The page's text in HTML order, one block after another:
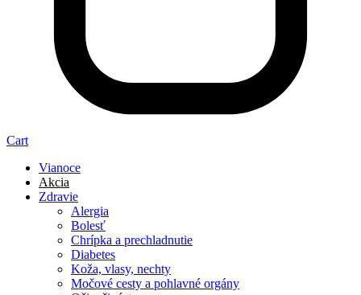
Cart
Vianoce
Akcia
Zdravie
Alergia
Bolesť
Chrípka a prechladnutie
Diabetes
Koža, vlasy, nechty
Močové cesty a pohlavné orgány